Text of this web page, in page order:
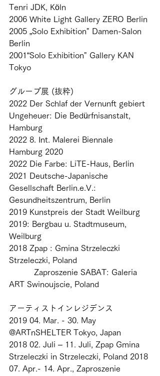
Tenri JDK, Köln
2006 White Light Gallery ZERO Berlin
2005 „Solo Exhibition" Damen-Salon
Berlin
2001“Solo Exhibition" Gallery KAN
Tokyo
グループ展 (抜粋)
2022 Der Schlaf der Vernunft gebiert
Ungeheuer: Die Bedürfnisanstalt,
Hamburg
2022 8. Int. Malerei Biennale
Hamburg 2020
2022 Die Farbe: LiTE-Haus, Berlin
2021 Deutsche-Japanische
Gesellschaft Berlin.e.V.:
Gesundheitszentrum, Berlin
2019 Kunstpreis der Stadt Weilburg
2019: Bergbau u. Stadtmuseum,
Weilburg
2018 Zpap : Gmina Strzeleczki
Strzeleczki, Poland
ART Swinoujscie, Poland
アーティストインレジデンス
2019 04. Mar. - 30. May
@ARTnSHELTER Tokyo, Japan
2018 02. Juli – 11. Juli, Zpap Gmina
Strzeleczki in Strzeleczki, Poland 2018
07. Apr.- 14. Apr., Zaproszenie